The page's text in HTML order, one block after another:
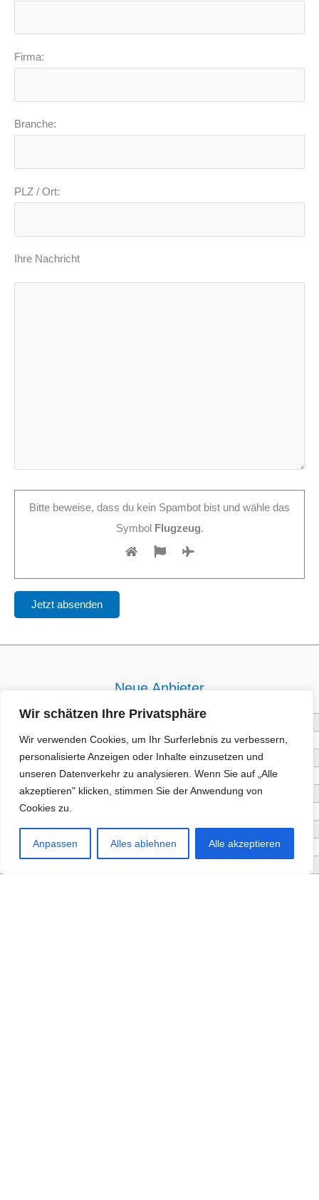
Wir schätzen Ihre Privatsphäre
Wir verwenden Cookies, um Ihr Surferlebnis zu verbessern,
personalisierte Anzeigen oder Inhalte einzusetzen und
unseren Datenverkehr zu analysieren. Wenn Sie auf „Alle
akzeptieren" klicken, stimmen Sie der Anwendung von
Cookies zu.
Anpassen Alles ablehnen Alle akzeptieren
Firma:
Branche:
PLZ / Ort:
Ihre Nachricht
Bitte beweise, dass du kein Spambot bist und wähle das
Symbol
Flugzeug.
Neue Anbieter
Baum- und Bienenpflege Thullner
Enne Energieberatung
Impact Hub Traunstein GmbH
Getränke Wierer Abholmarkt
Höhenberger Biokiste GmbH
EnergieSPARberatung Chiemgau
Checkers Jungle Hut